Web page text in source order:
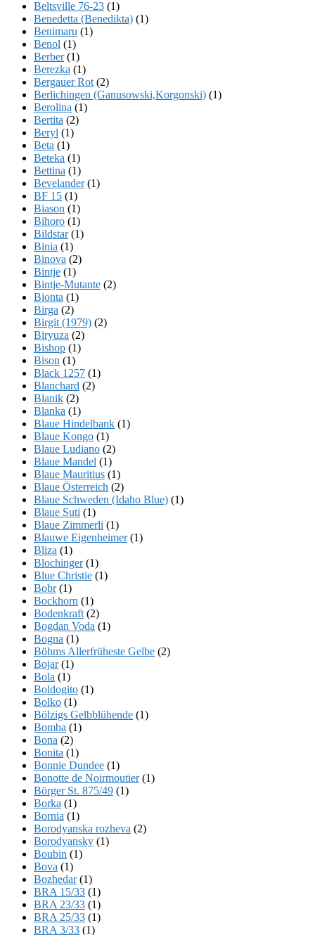
Beltsville 76-23 (1)
Benedetta (Benedikta) (1)
Benimaru (1)
Benol (1)
Berber(1)
Berezka (1)
Bergauer Rot (2)
Berlichingen (Ganusowski,Korgonski) (1)
Berolina (1)
Bertita (2)
Beryl (1)
Beta (1)
Beteka (1)
Bettina (1)
Bevelander(1)
BF 15 (1)
Biason (1)
Bihoro (1)
Bildstar(1)
Binia (1)
Binova (2)
Bintje (1)
Bintje-Mutante (2)
Bionta (1)
Birga (2)
Birgit (1979) (2)
Biryuza (2)
Bishop (1)
Bison (1)
Black 1257 (1)
Blanchard (2)
Blanik (2)
Blanka (1)
Blaue Hindelbank (1)
Blaue Kongo (1)
Blaue Ludiano (2)
Blaue Mandel (1)
Blaue Mauritius (1)
Blaue Österreich (2)
Blaue Schweden (Idaho Blue) (1)
Blaue Suti (1)
Blaue Zimmerli (1)
Blauwe Eigenheimer(1)
Bliza (1)
Blochinger(1)
Blue Christie (1)
Bobr(1)
Bockhorn (1)
Bodenkraft (2)
Bogdan Voda (1)
Bogna (1)
Böhms Allerfrüheste Gelbe (2)
Bojar(1)
Bola (1)
Boldogito (1)
Bolko (1)
Bölzigs Gelbblühende (1)
Bomba (1)
Bona (2)
Bonita (1)
Bonnie Dundee (1)
Bonotte de Noirmoutier(1)
Börger St. 875/49 (1)
Borka (1)
Bornia (1)
Borodyanska rozheva (2)
Borodyansky (1)
Boubin (1)
Bova (1)
Bozhedar(1)
BRA 15/33 (1)
BRA 23/33 (1)
BRA 25/33 (1)
BRA 3/33 (1)